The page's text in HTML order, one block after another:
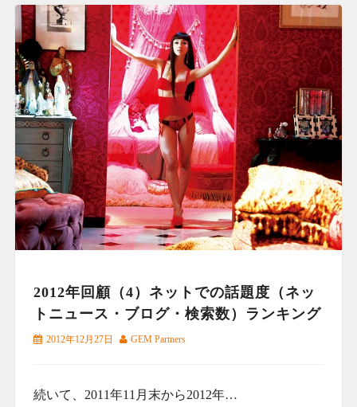
2012年回顧（4）ネットでの話題度（ネッ
トニュース・ブログ・検索数）ランキング
2012年12月27日 GEM Partners
続いて、2011年11月末から2012年…